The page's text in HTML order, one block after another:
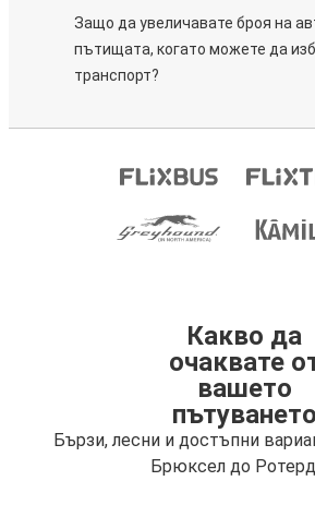
Защо да увеличавате броя на
пътищата, когато можете да
транспорт?
Какво да
очаквате
вашето
пътуването
Бързи, лесни и достъпни
Брюксел до